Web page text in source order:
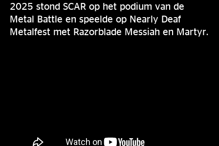
2025 stond SCAR op het podium van de
Metal Battle en speelde op Nearly Deaf
Metalfest met Razorblade Messiah en Martyr.